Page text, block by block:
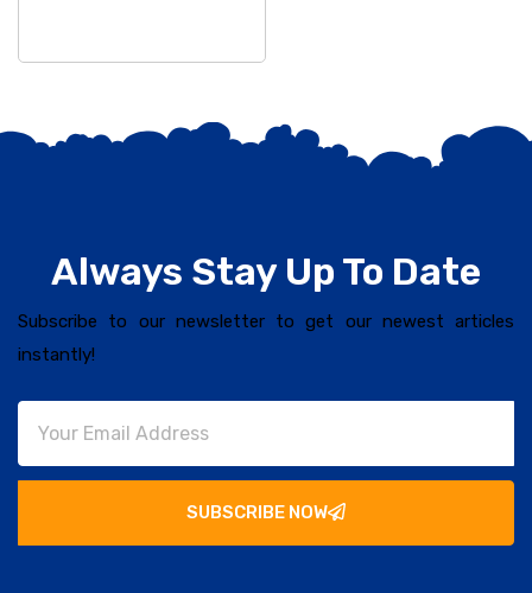
Always Stay Up To Date
Subscribe to our newsletter to get our newest articles
instantly!
SUBSCRIBE NOW